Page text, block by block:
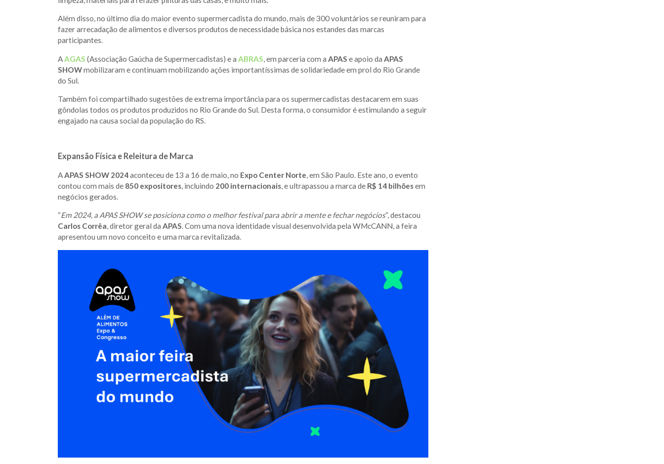
Além disso, no último dia do maior evento supermercadista do mundo, mais de 300 voluntários se reuniram para
fazer arrecadação de alimentos e diversos produtos de necessidade básica nos estandes das marcas
participantes.
A AGAS (Associação Gaúcha de Supermercadistas) e a ABRAS , em parceria com a APAS e apoio da APAS
SHOWmobilizaram e continuam mobilizando ações importantíssimas de solidariedade em prol do Rio Grande
do Sul.
Também foi compartilhado sugestões de extrema importância para os supermercadistas destacarem em suas
gôndolas todos os produtos produzidos no Rio Grande do Sul. Desta forma, o consumidor é estimulando a seguir
engajado na causa social da população do RS.
Expansão Física e Releitura de Marca
AAPAS SHOW 2024aconteceu de 13 a 16 de maio, no Expo Center Norte, em São Paulo. Este ano, o evento
contou com mais de 850 expositores, incluindo 200 internacionais, e ultrapassou a marca de R$ 14 bilhõesem
negócios gerados.
“Em 2024, a APAS SHOW se posiciona como o melhor festival para abrir a mente e fechar negócios“, destacou
Carlos Corrêa, diretor geral da APAS. Com uma nova identidade visual desenvolvida pela WMcCANN, a feira
apresentou um novo conceito e uma marca revitalizada.